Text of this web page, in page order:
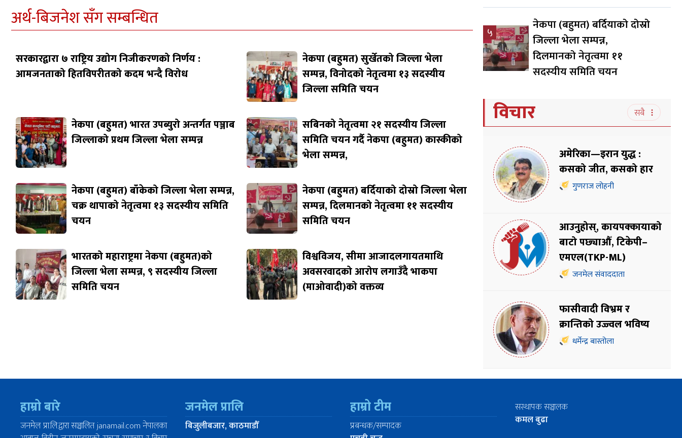
अर्थ-बिजनेश सँग सम्बन्धित
सरकारद्वारा ७ राष्ट्रिय उद्योग निजीकरणको निर्णय :
आमजनताको हितविपरीतको कदम भन्दै विरोध
नेकपा (बहुमत) सुर्खेतको जिल्ला भेला
सम्पन्न, विनोदको नेतृत्वमा १३ सदस्यीय
जिल्ला समिति चयन
नेकपा (बहुमत) भारत उपब्युरो अन्तर्गत पञ्जाब
जिल्लाको प्रथम जिल्ला भेला सम्पन्न
सबिनको नेतृत्वमा २१ सदस्यीय जिल्ला
समिति चयन गर्दै नेकपा (बहुमत) कास्कीको
भेला सम्पन्न,
नेकपा (बहुमत) बाँकेको जिल्ला भेला सम्पन्न,
चक्र थापाको नेतृत्वमा १३ सदस्यीय समिति
चयन
नेकपा (बहुमत) बर्दियाको दोस्रो जिल्ला भेला
सम्पन्न, दिलमानको नेतृत्वमा ११ सदस्यीय
समिति चयन
भारतको महाराष्ट्रमा नेकपा (बहुमत)को
जिल्ला भेला सम्पन्न, ९ सदस्यीय जिल्ला
समिति चयन
विश्वविजय, सीमा आजादलगायतमाथि
अवसरवादको आरोप लगाउँदै भाकपा
(माओवादी)को वक्तव्य
५
नेकपा (बहुमत) बर्दियाको दोस्रो
जिल्ला भेला सम्पन्न,
दिलमानको नेतृत्वमा ११
सदस्यीय समिति चयन
विचार सबै
अमेरिका—इरान युद्ध :
कसको जीत, कसको हार
गुणराज लोहनी
आउनुहोस्, कायपक्कायाको
बाटो पछ्याऔँ, टिकेपी–
एमएल(TKP-ML)
जनमेल संवाददाता
फासीवादी विभ्रम र
क्रान्तिको उज्ज्वल भविष्य
धर्मेन्द्र बास्तोला
हाम्रो बारे
जनमेल प्रा.लि.द्वारा सञ्चालित janamail.com नेपालका
जनमेल प्रालि
बिजुलीबजार, काठमाडौँ
हाम्रो टीम
प्रबन्धक/सम्पादक
सस्थापक सञ्चालक
कमल बुढा